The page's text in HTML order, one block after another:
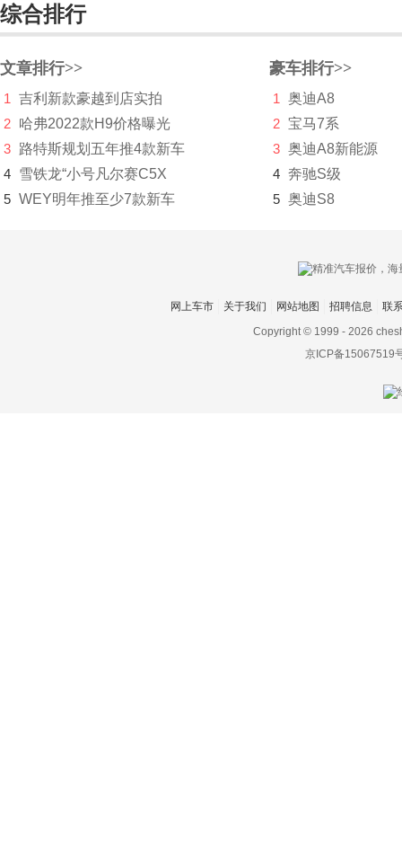
成功
川崎
刺猬汽车
D
大乘汽车
综合排行
文章排行>>
1
吉利新款豪越到店实拍
2 哈弗2022款H9价格曝光
3 路特斯规划五年推4款新车
4 雪铁龙“小号凡尔赛C5X
5 WEY明年推至少7款新车
豪车排行>>
1
奥迪A8
2 宝马7系
3 奥迪A8新能源
4 奔驰S级
5 奥迪S8
网上车市 关于我们 网站地图 招聘信息
联
Copyright © 1999 - 2026
京ICP备15067519